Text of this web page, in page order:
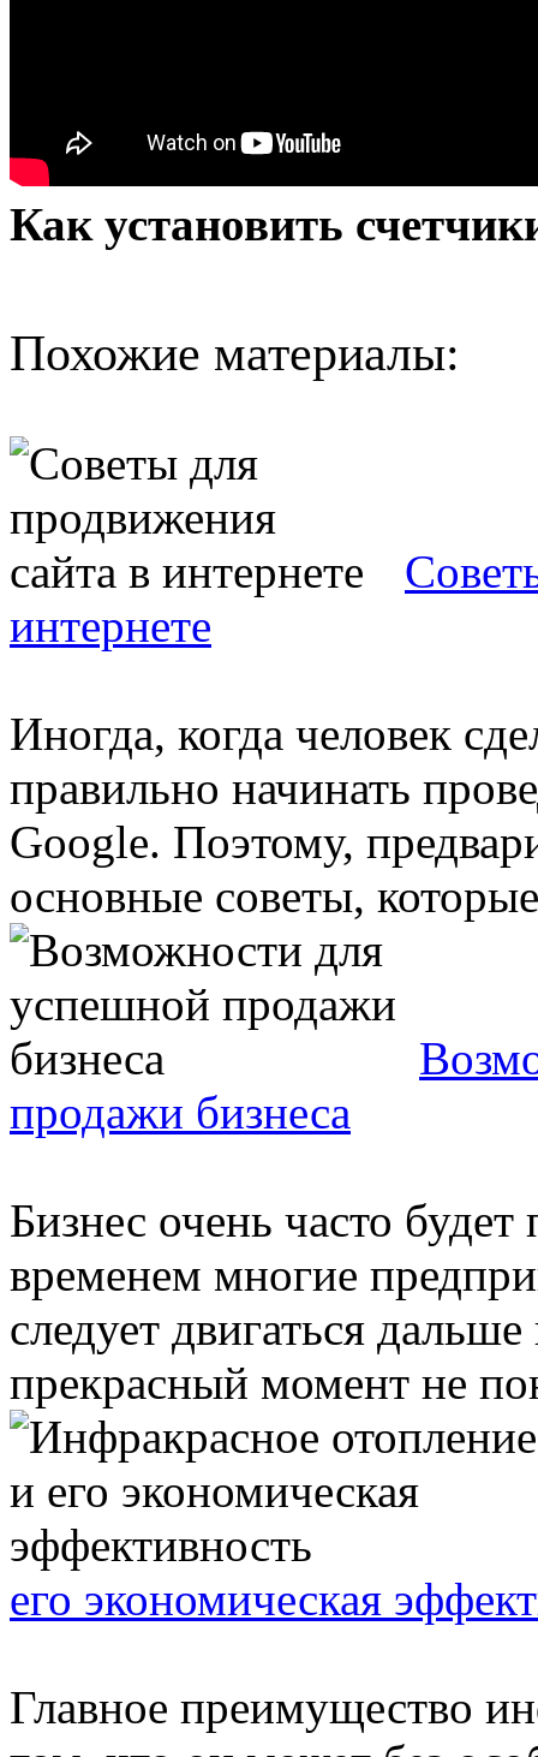
Как установить
Похожие материалы:
интернете
Иногда, когда человек
правильно начинать
Google. Поэтому,
основные советы,
продажи бизнеса
Бизнес очень часто
временем многие
следует двигаться
прекрасный момент не
его экономическая
Главное преимущество